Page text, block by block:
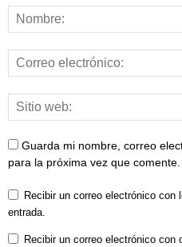
Guarda mi nombre, correo
para la próxima vez que comente.
Recibir un correo electrónico
entrada.
Recibir un correo electrónico con